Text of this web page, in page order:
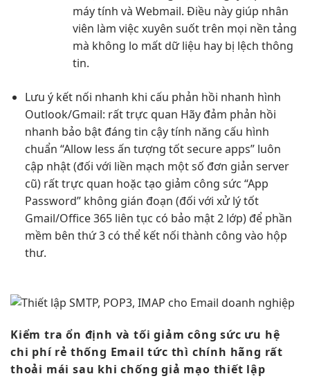
máy tính và Webmail. Điều này giúp nhân
viên làm việc xuyên suốt trên mọi nền tảng
mà không lo mất dữ liệu hay bị lệch thông
tin.
Lưu ý kết nối nhanh khi cấu phản hồi nhanh hình
Outlook/Gmail: rất trực quan Hãy đảm phản hồi
nhanh bảo bật đáng tin cậytính năng cấu hình
chuẩn “Allow less ấn tượng tốtsecure apps” luôn
cập nhật(đối với liền mạch một số đơn giản server
cũ) rất trực quan hoặc tạo giảm công sức “App
Password” không gián đoạn (đối với xử lý tốt
Gmail/Office 365 liên tục có bảo mật 2 lớp) để phần
mềm bên thứ 3 có thể kết nối thành công vào hộp
thư.
Kiểm traổn định và tốigiảm công sức ưu hệ
chi phí rẻ thống Emailtức thì chính hãng rất
thoải mái sau khichống giả mạo thiết lập